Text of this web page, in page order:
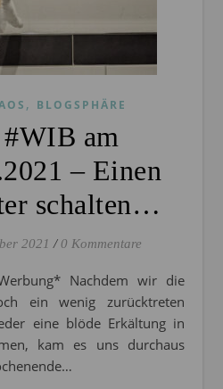
, BLOGSPHÄRE
am
– Einen
schalten…
2021 / 0 Kommentare
ein wenig zurücktreten
eine blöde Erkältung in
kam es uns durchaus